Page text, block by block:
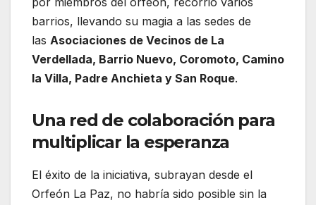
barrios, llevando su magia a las sedes de
las Asociaciones de Vecinos de La
Verdellada, Barrio Nuevo, Coromoto, Camino
la Villa, Padre Anchieta y San Roque.
Una red de colaboración para
multiplicar la esperanza
El éxito de la iniciativa, subrayan desde el
Orfeón La Paz, no habría sido posible sin la